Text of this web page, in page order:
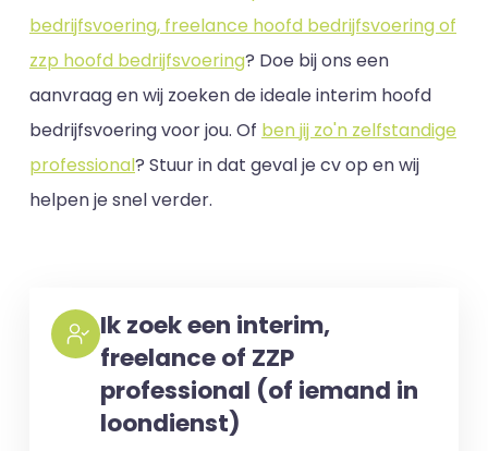
bedrijfsvoering, freelance hoofd bedrijfsvoering of
zzp hoofd bedrijfsvoering? Doe bij ons een
aanvraag en wij zoeken de ideale interim hoofd
bedrijfsvoering voor jou. Of ben jij zo'n zelfstandige
professional? Stuur in dat geval je cv op en wij
helpen je snel verder.
Ik zoek een interim,
freelance of ZZP
professional (of iemand in
loondienst)